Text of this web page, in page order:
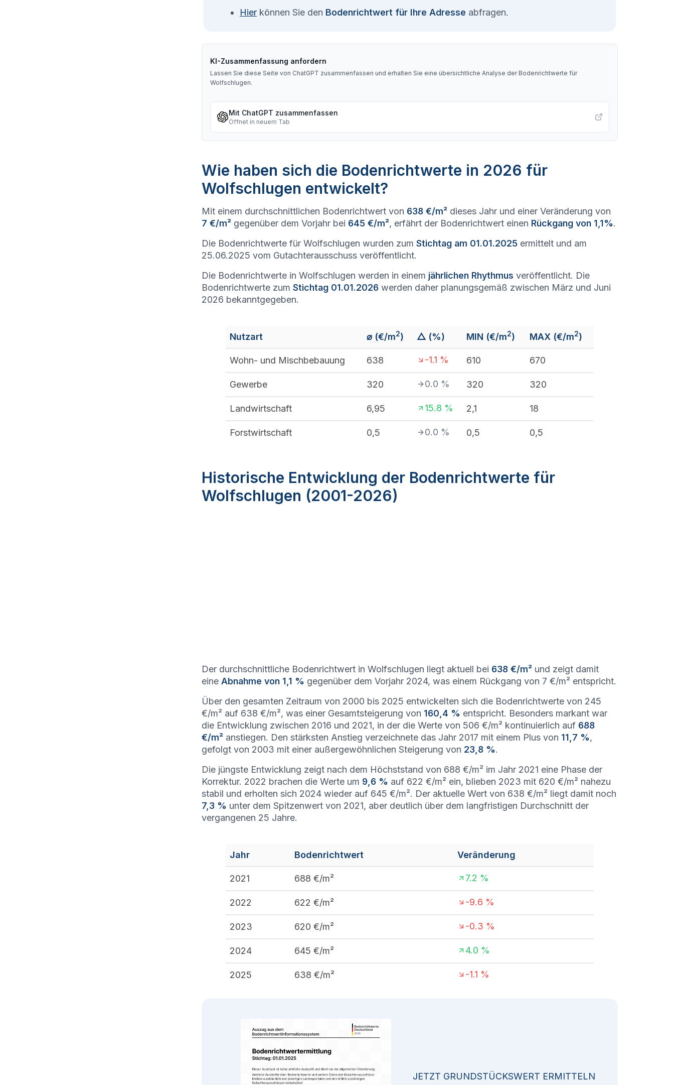
Hier können Sie den Bodenrichtwert für Ihre Adresse abfragen.
KI-Zusammenfassung anfordern
Lassen Sie diese Seite von ChatGPT zusammenfassen und erhalten Sie eine übersichtliche Analyse der Bodenrichtwerte für
Wolfschlugen.
Mit ChatGPT zusammenfassen
Öffnet in neuem Tab
Wie haben sich die Bodenrichtwerte in 2026 für
Wolfschlugen entwickelt?
Mit einem durchschnittlichen Bodenrichtwert von 638 €/m² dieses Jahr und einer Veränderung von
7 €/m² gegenüber dem Vorjahr bei 645 €/m², erfährt der Bodenrichtwert einen Rückgang von 1,1%.
Die Bodenrichtwerte für Wolfschlugen wurden zum Stichtag am 01.01.2025 ermittelt und am
25.06.2025 vom Gutachterausschuss veröffentlicht.
Die Bodenrichtwerte in Wolfschlugen werden in einem jährlichen Rhythmus veröffentlicht. Die
Bodenrichtwerte zum Stichtag 01.01.2026 werden daher planungsgemäß zwischen März und Juni
2026 bekanntgegeben.
Nutzart ⌀ (€/m2) △ (%) MIN (€/m2) MAX (€/m2)
Wohn- und Mischbebauung 638 -1.1 % 610 670
Gewerbe 320 0.0 % 320 320
Landwirtschaft 6,95 15.8 % 2,1 18
Forstwirtschaft 0,5 0.0 % 0,5 0,5
Historische Entwicklung der Bodenrichtwerte für
Wolfschlugen (2001-2026)
Der durchschnittliche Bodenrichtwert in Wolfschlugen liegt aktuell bei 638 €/m² und zeigt damit
eine Abnahme von 1,1 % gegenüber dem Vorjahr 2024, was einem Rückgang von 7 €/m² entspricht.
Über den gesamten Zeitraum von 2000 bis 2025 entwickelten sich die Bodenrichtwerte von 245
€/m² auf 638 €/m², was einer Gesamtsteigerung von 160,4 % entspricht. Besonders markant war
die Entwicklung zwischen 2016 und 2021, in der die Werte von 506 €/m² kontinuierlich auf 688
€/m² anstiegen. Den stärksten Anstieg verzeichnete das Jahr 2017 mit einem Plus von 11,7 %,
gefolgt von 2003 mit einer außergewöhnlichen Steigerung von 23,8 %.
Die jüngste Entwicklung zeigt nach dem Höchststand von 688 €/m² im Jahr 2021 eine Phase der
Korrektur. 2022 brachen die Werte um 9,6 % auf 622 €/m² ein, blieben 2023 mit 620 €/m² nahezu
stabil und erholten sich 2024 wieder auf 645 €/m². Der aktuelle Wert von 638 €/m² liegt damit noch
7,3 % unter dem Spitzenwert von 2021, aber deutlich über dem langfristigen Durchschnitt der
vergangenen 25 Jahre.
Jahr Bodenrichtwert Veränderung
2021 688 €/m² 7.2 %
2022 622 €/m² -9.6 %
2023 620 €/m² -0.3 %
2024 645 €/m² 4.0 %
2025 638 €/m² -1.1 %
JETZT GRUNDSTÜCKSWERT ERMITTELN